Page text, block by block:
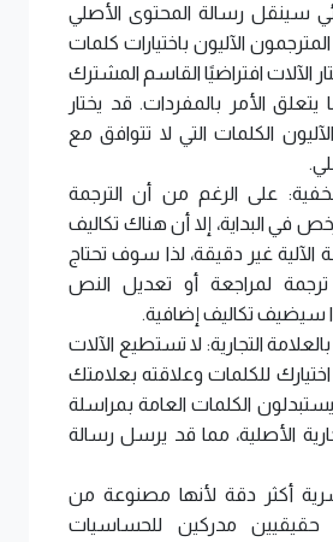
سينقل رسالة المحتوى الأصلي
الآليون باختيارات كلمات
الآلات افتراضيًا القاسم المشترك
يتعلق الأمر بالمفردات. قد يختار
الكلمات التي لا تتوافق مع
على الرغم من أن الترجمة
في البداية، إلا أن هناك تكاليف
الآلية غير دقيقة، لذا سوف تحتاج
لمراجعة أو تعديل النص
سيضيف تكاليف إضافية.
بالعلامة التجارية: لا تستطيع الآلات
للكلمات وعلاقته بعلامتك
يستبدلون الكلمات العامة بمراسلة
الأصلية، مما قد يرسل رسالة
أكثر دقة لأنها مصنوعة من
مدركين للحساسيات